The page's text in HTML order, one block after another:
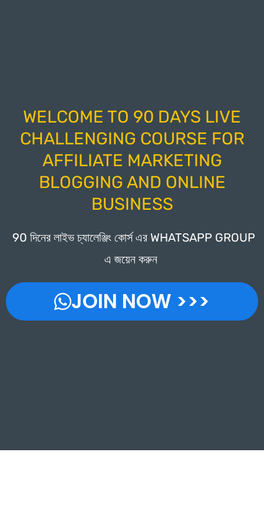
WELCOME TO 90 DAYS LIVE
CHALLENGING COURSE FOR
AFFILIATE MARKETING
BLOGGING AND ONLINE
BUSINESS
90 দিনের লাইভ চ্যালেঞ্জিং কোর্স এর WHATSAPP GROUP
এ জয়েন করুন
JOIN NOW >>>